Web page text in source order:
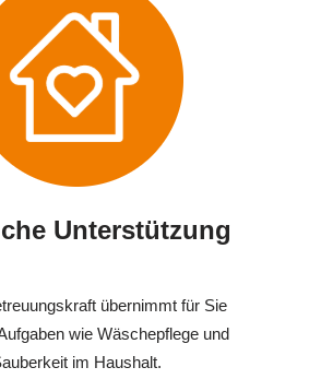
Unterstützung
übernimmt für Sie
wie Wäschepflege und
im Haushalt.